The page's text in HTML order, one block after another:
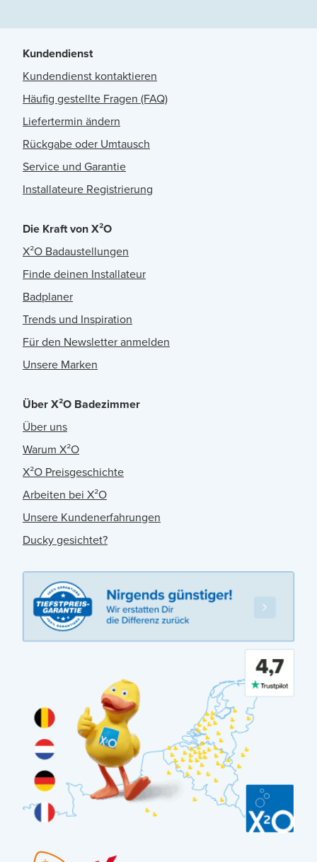
Kundendienst
Kundendienst kontaktieren
Häufig gestellte Fragen (FAQ)
Liefertermin ändern
Rückgabe oder Umtausch
Service und Garantie
Installateure Registrierung
Die Kraft von X²O
X²O Badaustellungen
Finde deinen Installateur
Badplaner
Trends und Inspiration
Für den Newsletter anmelden
Unsere Marken
Über X²O Badezimmer
Über uns
Warum X²O
X²O Preisgeschichte
Arbeiten bei X²O
Unsere Kundenerfahrungen
Ducky gesichtet?